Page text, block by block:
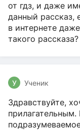
от гдз, и даже
данный рассказ,
в интернете
такого рассказа?
У Ученик
Здравствуйте,